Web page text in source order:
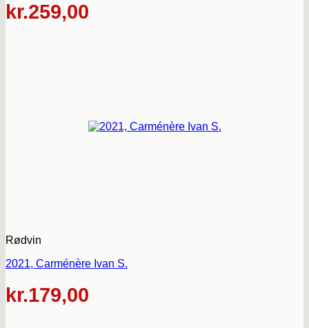
kr.259,00
Rødvin
2021, Carménère Ivan S.
kr.179,00